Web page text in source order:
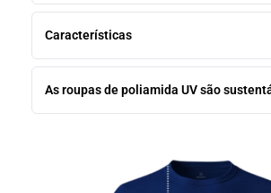
Características
As roupas de poliamida UV são